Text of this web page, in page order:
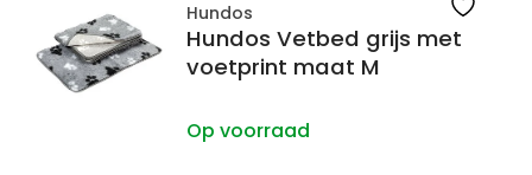
Hundos
Hundos Vetbed grijs met
voetprint maat M
Op voorraad